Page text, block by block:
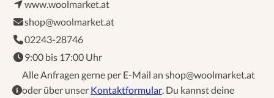
www.woolmarket.at
shop@woolmarket.at
02243-28746
9:00 bis 17:00 Uhr
Alle Anfragen gerne per E-Mail an shop@woolmarket.at
oder über unser Kontaktformular . Du kannst deine